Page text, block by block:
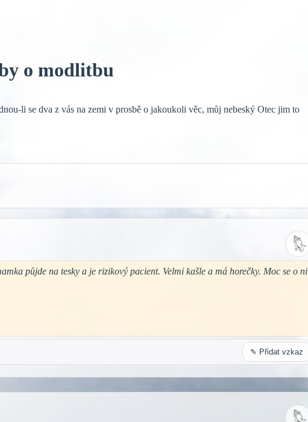
o modlitbu
li se dva z vás na zemi v prosbě o jakoukoli věc, můj nebeský Otec jim to
půjde na tesky a je rizikový pacient. Velmi kašle a má horečky. Moc se o ni
✎ Přidat vzkaz